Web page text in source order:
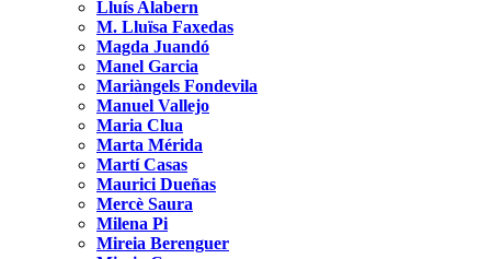
Lluís Alabern
M. Lluïsa Faxedas
Magda Juandó
Manel Garcia
Mariàngels Fondevila
Manuel Vallejo
Maria Clua
Marta Mérida
Martí Casas
Maurici Dueñas
Mercè Saura
Milena Pi
Mireia Berenguer